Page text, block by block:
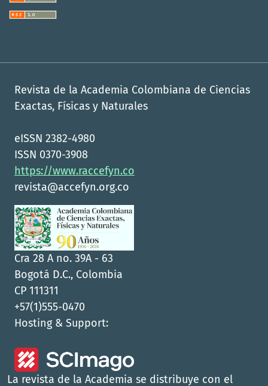
Revista de la Academia Colombiana de Ciencias
Exactas, Físicas y Naturales
eISSN 2382-4980
ISSN 0370-3908
https://www.raccefyn.co
revista@accefyn.org.co
Cra 28 A no. 39A - 63
Bogotá D.C., Colombia
CP 111311
+57(1)555-0470
Hosting & Support:
La revista de la Academia se distribuye con el